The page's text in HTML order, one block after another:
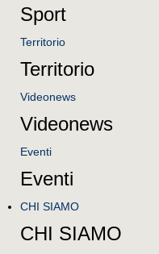
Sport
Territorio
Territorio
Videonews
Videonews
Eventi
Eventi
CHI SIAMO
CHI SIAMO